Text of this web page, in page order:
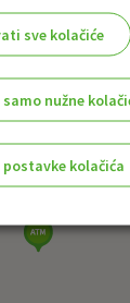
sve kolačiće
nužne
kolačića